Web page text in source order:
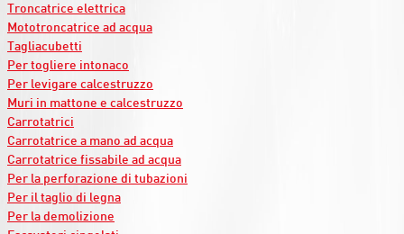
Troncatrice elettrica
Mototroncatrice ad acqua
Tagliacubetti
Per togliere intonaco
Per levigare calcestruzzo
Muri in mattone e calcestruzzo
Carrotatrici
Carrotatrice a mano ad acqua
Carrotatrice fissabile ad acqua
Per la perforazione di tubazioni
Per il taglio di legna
Per la demolizione